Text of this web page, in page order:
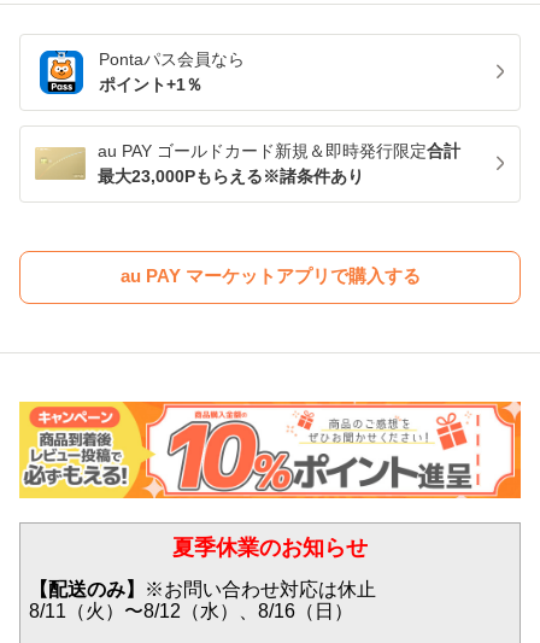
Pontaパス会員なら
ポイント+1％
au PAY ゴールドカード新規＆即時発行限定合計
最大23,000Pもらえる※諸条件あり
au PAY マーケットアプリで購入する
夏季休業のお知らせ
【配送のみ】
※お問い合わせ対応は休止
8/11（火）〜8/12（水）、8/16（日）